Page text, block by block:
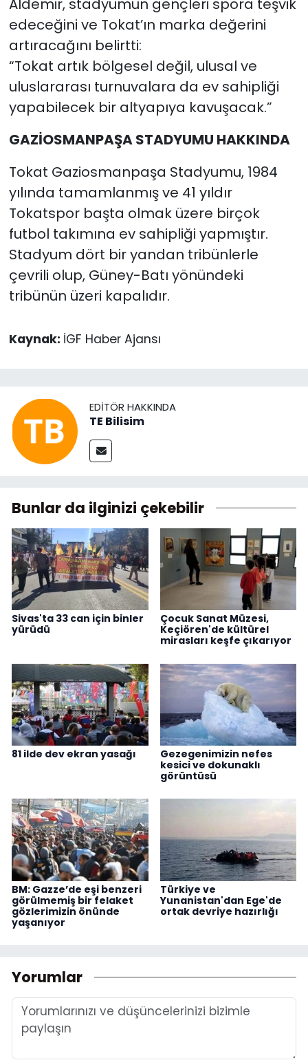
edeceğini ve Tokat’ın marka değerini
artıracağını belirtti:
“Tokat artık bölgesel değil, ulusal ve
uluslararası turnuvalara da ev sahipliği
yapabilecek bir altyapıya kavuşacak.”
GAZİOSMANPAŞA STADYUMU HAKKINDA
Tokat Gaziosmanpaşa Stadyumu, 1984
yılında tamamlanmış ve 41 yıldır
Tokatspor başta olmak üzere birçok
futbol takımına ev sahipliği yapmıştır.
Stadyum dört bir yandan tribünlerle
çevrili olup, Güney-Batı yönündeki
tribünün üzeri kapalıdır.
Kaynak: İGF Haber Ajansı
EDITÖR HAKKINDA
TE Bilisim
Bunlar da ilginizi çekebilir
Sivas'ta 33 can için binler
yürüdü
Çocuk Sanat Müzesi,
Keçiören'de kültürel
mirasları keşfe çıkarıyor
81 ilde dev ekran yasağı
Gezegenimizin nefes
kesici ve dokunaklı
görüntüsü
BM: Gazze’de eşi benzeri
görülmemiş bir felaket
gözlerimizin önünde
yaşanıyor
Türkiye ve
Yunanistan'dan Ege'de
ortak devriye hazırlığı
Yorumlar